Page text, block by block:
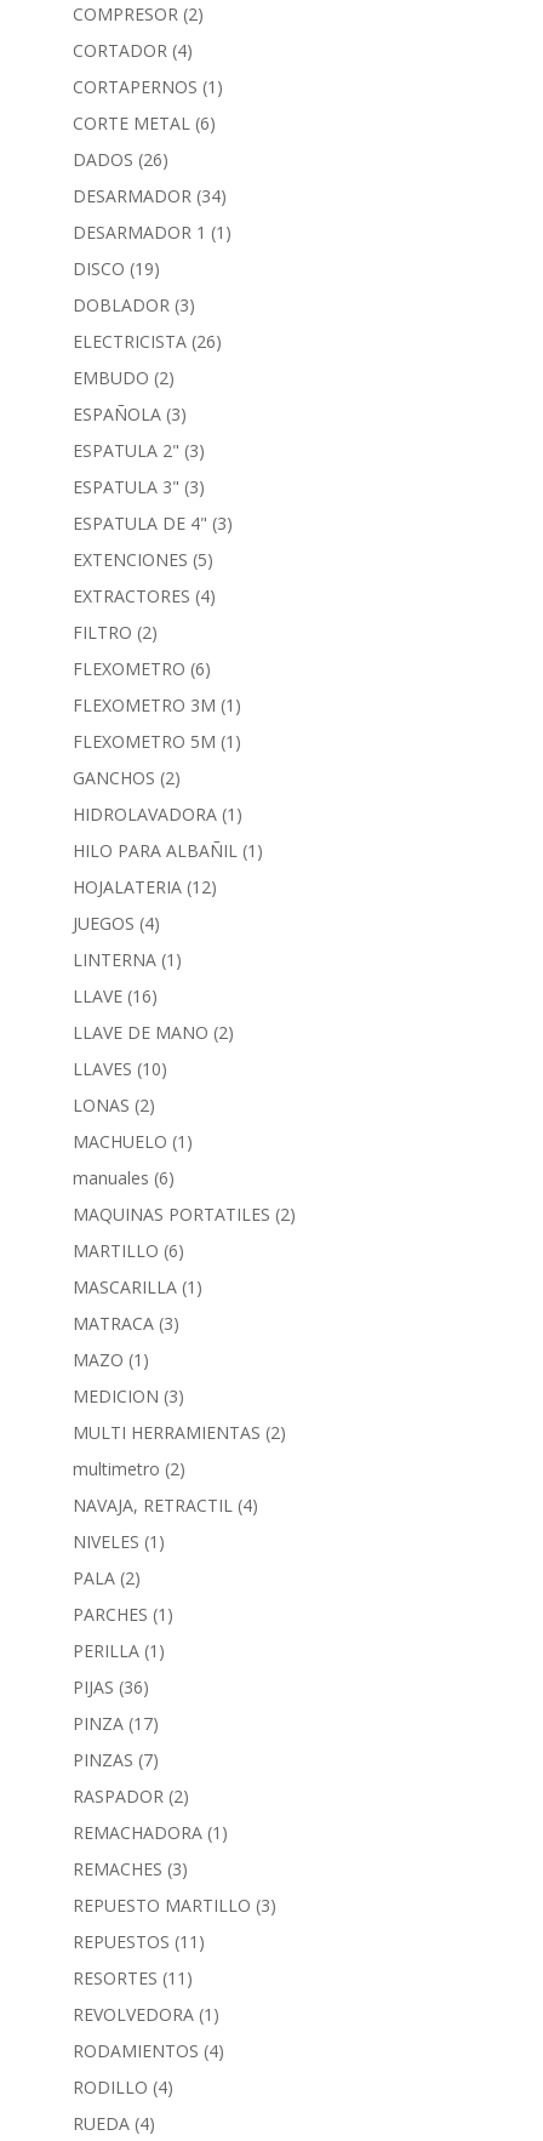
COMPRESOR (2)
CORTADOR (4)
CORTAPERNOS (1)
CORTE METAL (6)
DADOS (26)
DESARMADOR (34)
DESARMADOR 1 (1)
DISCO (19)
DOBLADOR (3)
ELECTRICISTA (26)
EMBUDO (2)
ESPAÑOLA (3)
ESPATULA 2" (3)
ESPATULA 3" (3)
ESPATULA DE 4" (3)
EXTENCIONES (5)
EXTRACTORES (4)
FILTRO (2)
FLEXOMETRO (6)
FLEXOMETRO 3M (1)
FLEXOMETRO 5M (1)
GANCHOS (2)
HIDROLAVADORA (1)
HILO PARA ALBAÑIL (1)
HOJALATERIA (12)
JUEGOS (4)
LINTERNA (1)
LLAVE (16)
LLAVE DE MANO (2)
LLAVES (10)
LONAS (2)
MACHUELO (1)
manuales (6)
MAQUINAS PORTATILES (2)
MARTILLO (6)
MASCARILLA (1)
MATRACA (3)
MAZO (1)
MEDICION (3)
MULTI HERRAMIENTAS (2)
multimetro (2)
NAVAJA, RETRACTIL (4)
NIVELES (1)
PALA (2)
PARCHES (1)
PERILLA (1)
PIJAS (36)
PINZA (17)
PINZAS (7)
RASPADOR (2)
REMACHADORA (1)
REMACHES (3)
REPUESTO MARTILLO (3)
REPUESTOS (11)
RESORTES (11)
REVOLVEDORA (1)
RODAMIENTOS (4)
RODILLO (4)
RUEDA (4)